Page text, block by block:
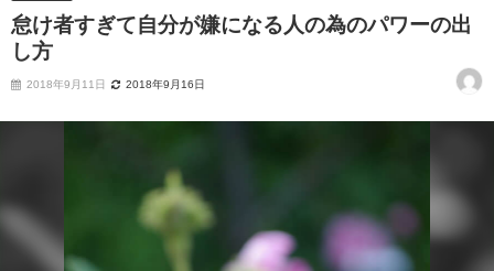
怠け者すぎて自分が嫌になる人の為のパワーの出
し方
2018年9月11日 2018年9月16日